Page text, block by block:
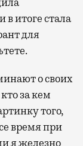
в итоге стала
для
о своих
за кем
того,
время при
я железно